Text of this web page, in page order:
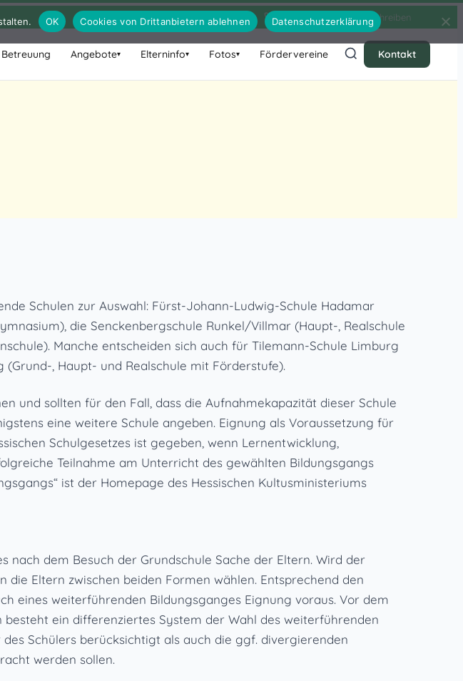
06433 – 9436 E-Mail schreiben
Betreuung Angebote▾ Elterninfo▾ Fotos▾ Fördervereine Kontakt
Schulen zur Auswahl: Fürst-Johann-Ludwig-Schule Hadamar
die Senckenbergschule Runkel/Villmar (Haupt-, Realschule
Manche entscheiden sich auch für Tilemann-Schule Limburg
, Haupt- und Realschule mit Förderstufe).
und sollten für den Fall, dass die Aufnahmekapazität dieser Schule
eine weitere Schule angeben. Eignung als Voraussetzung für
Schulgesetzes ist gegeben, wenn Lernentwicklung,
Teilnahme am Unterricht des gewählten Bildungsgangs
ist der Homepage des Hessischen Kultusministeriums
nach dem Besuch der Grundschule Sache der Eltern. Wird der
Eltern zwischen beiden Formen wählen. Entsprechend den
eines weiterführenden Bildungsganges Eignung voraus. Vor dem
ein differenziertes System der Wahl des weiterführenden
Schülers berücksichtigt als auch die ggf. divergierenden
werden sollen.
OK Cookies von Drittanbietern ablehnen Datenschutzerklärung